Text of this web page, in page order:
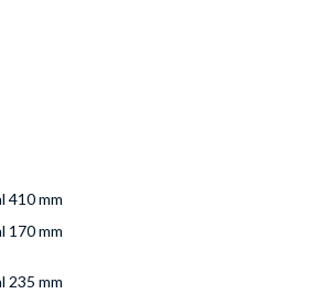
410 mm
170 mm
235 mm